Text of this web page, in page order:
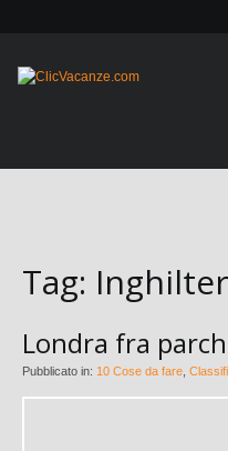
Tag:
Londra fra
Pubblicato in: 10 Cose da fare